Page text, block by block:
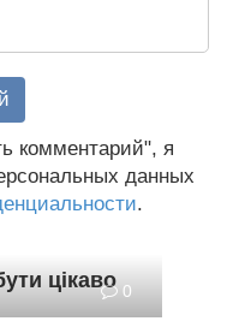
комментарий", я
данных
.
цікаво 0